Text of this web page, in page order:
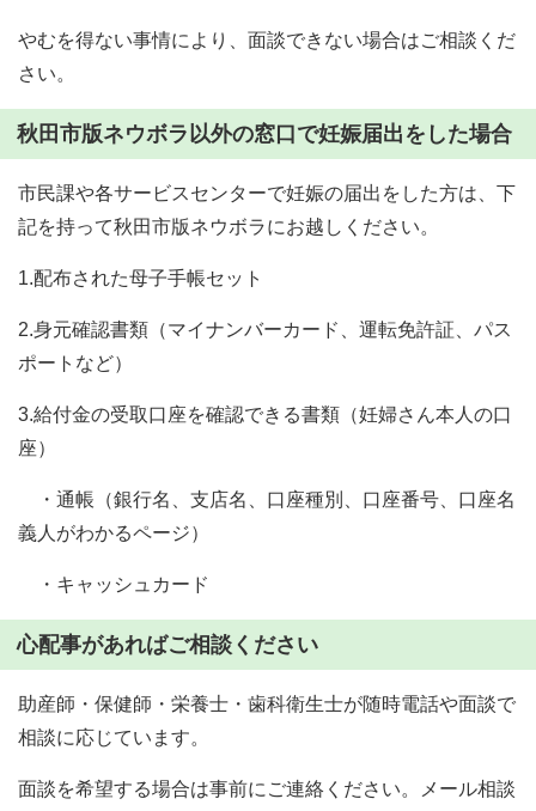
やむを得ない事情により、面談できない場合はご相談くだ
さい。
秋田市版ネウボラ以外の窓口で妊娠届出をした場合
市民課や各サービスセンターで妊娠の届出をした方は、下
記を持って秋田市版ネウボラにお越しください。
1.配布された母子手帳セット
2.身元確認書類（マイナンバーカード、運転免許証、パス
ポートなど）
3.給付金の受取口座を確認できる書類（妊婦さん本人の口
座）
・通帳（銀行名、支店名、口座種別、口座番号、口座名
義人がわかるページ）
・キャッシュカード
心配事があればご相談ください
助産師・保健師・栄養士・歯科衛生士が随時電話や面談で
相談に応じています。
面談を希望する場合は事前にご連絡ください。メール相談